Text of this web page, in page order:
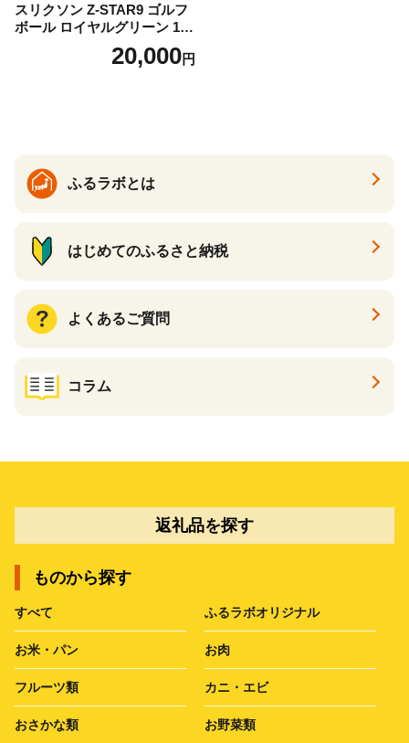
スリクソン Z-STAR9 ゴルフ
ボール ロイヤルグリーン 1ダ
ース 12球 兵庫県丹波市 ふる
20,000円
ふるラボとは
はじめてのふるさと納税
よくあるご質問
コラム
返礼品を探す
ものから探す
すべて ふるラボオリジナル
お米・パン お肉
フルーツ類 カニ・エビ
おさかな類 お野菜類